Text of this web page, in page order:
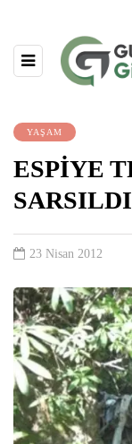
YAŞAM
ESPİYE
23 Nisan 2012